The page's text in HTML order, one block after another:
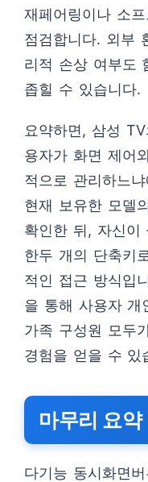
재페어링이나 소
점검합니다. 외부
리적 손상 여부도
좁힐 수 있습니다.
요약하면, 삼성
용자가 화면 제어
적으로 관리하느
현재 보유한 모델
확인한 뒤, 자신이
한두 개의 단축키
적인 접근 방식입
을 통해 사용자 개
가족 구성원 모두
경험을 얻을 수 있
마무리 요약
다기능 동시화면